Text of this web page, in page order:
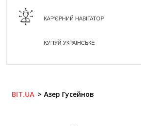
КАР'ЄРНИЙ НАВІГАТОР
КУПУЙ УКРАЇНСЬКЕ
BIT.UA Азер Гусейнов